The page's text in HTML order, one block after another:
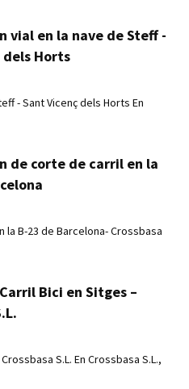
vial en la nave de Steff -
dels Horts
- Sant Vicenç dels Horts En
de corte de carril en la
B-23 de Barcelona- Crossbasa
Bici en Sitges –
S.L. En Crossbasa S.L.,